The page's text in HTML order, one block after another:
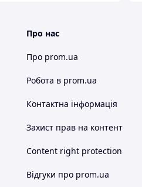
Про нас
Про prom.ua
Робота в prom.ua
Контактна інформація
Захист прав на контент
Content right protection
Відгуки про prom.ua